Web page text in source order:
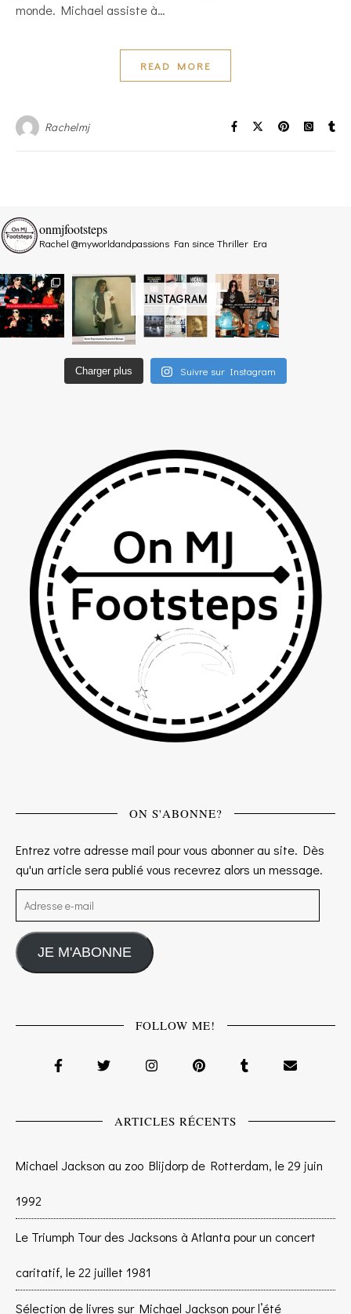
monde. Michael assiste à…
READ MORE
Rachelmj
INSTAGRAM
onmjfootsteps
Rachel @myworldandpassions Fan since Thriller Era
Charger plus Suivre sur Instagram
ON S'ABONNE?
Entrez votre adresse mail pour vous abonner au site. Dès
qu'un article sera publié vous recevrez alors un message.
Adresse e-mail
JE M'ABONNE
FOLLOW ME!
ARTICLES RÉCENTS
Michael Jackson au zoo Blijdorp de Rotterdam, le 29 juin
1992
Le Triumph Tour des Jacksons à Atlanta pour un concert
caritatif, le 22 juillet 1981
Sélection de livres sur Michael Jackson pour l’été